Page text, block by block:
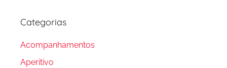
Categorias
Acompanhamentos
Aperitivo